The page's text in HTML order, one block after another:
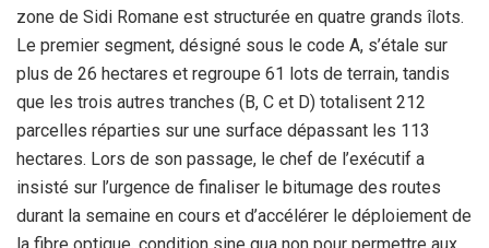
zone de Sidi Romane est structurée en quatre grands îlots.
Le premier segment, désigné sous le code A, s’étale sur
plus de 26 hectares et regroupe 61 lots de terrain, tandis
que les trois autres tranches (B, C et D) totalisent 212
parcelles réparties sur une surface dépassant les 113
hectares. Lors de son passage, le chef de l’exécutif a
insisté sur l’urgence de finaliser le bitumage des routes
durant la semaine en cours et d’accélérer le déploiement de